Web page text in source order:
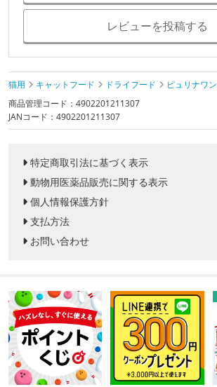
レビューを投稿する
猫用 キャットフード ドライフード ピュリナワン
商品管理コード：4902201211307
JANコード：4902201211307
特定商取引法に基づく表示
動物用医薬品販売に関する表示
個人情報保護方針
支払方法
お問い合わせ